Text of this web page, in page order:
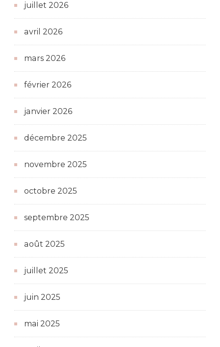
juillet 2026
avril 2026
mars 2026
février 2026
janvier 2026
décembre 2025
novembre 2025
octobre 2025
septembre 2025
août 2025
juillet 2025
juin 2025
mai 2025